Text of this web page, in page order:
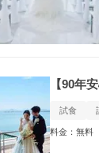
【90年
試食
料金：無料